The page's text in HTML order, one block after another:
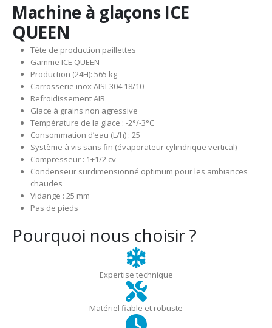
Machine à glaçons ICE
QUEEN
Tête de production paillettes
Gamme ICE QUEEN
Production (24H): 565 kg
Carrosserie inox AISI-304 18/10
Refroidissement AIR
Glace à grains non agressive
Température de la glace : -2°/-3°C
Consommation d’eau (L/h) : 25
Système à vis sans fin (évaporateur cylindrique vertical)
Compresseur : 1+1/2 cv
Condenseur surdimensionné optimum pour les ambiances
chaudes
Vidange : 25 mm
Pas de pieds
Pourquoi nous choisir ?
Expertise technique
Matériel fiable et robuste